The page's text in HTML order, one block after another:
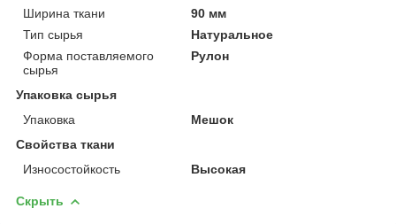
Ширина ткани
90 мм
Тип сырья
Натуральное
Форма поставляемого
сырья
Рулон
Упаковка сырья
Упаковка
Мешок
Свойства ткани
Износостойкость
Высокая
Скрыть